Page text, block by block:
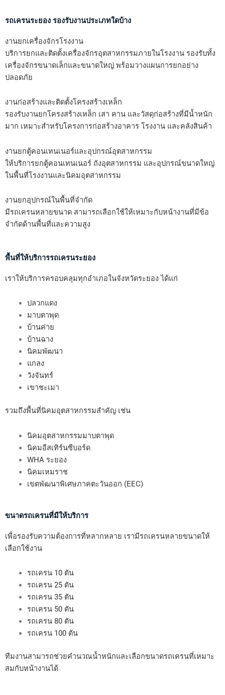
รถเครนระยอง รองรับงานประเภทใดบ้าง
งานยกเครื่องจักรโรงงาน
บริการยกและติดตั้งเครื่องจักรอุตสาหกรรมภายในโรงงาน รองรับทั้ง
เครื่องจักรขนาดเล็กและขนาดใหญ่ พร้อมวางแผนการยกอย่าง
ปลอดภัย
งานก่อสร้างและติดตั้งโครงสร้างเหล็ก
รองรับงานยกโครงสร้างเหล็ก เสา คาน และวัสดุก่อสร้างที่มีน้ำหนัก
มาก เหมาะสำหรับโครงการก่อสร้างอาคาร โรงงาน และคลังสินค้า
งานยกตู้คอนเทนเนอร์และอุปกรณ์อุตสาหกรรม
ให้บริการยกตู้คอนเทนเนอร์ ถังอุตสาหกรรม และอุปกรณ์ขนาดใหญ่
ในพื้นที่โรงงานและนิคมอุตสาหกรรม
งานยกอุปกรณ์ในพื้นที่จำกัด
มีรถเครนหลายขนาด สามารถเลือกใช้ให้เหมาะกับหน้างานที่มีข้อ
จำกัดด้านพื้นที่และความสูง
พื้นที่ให้บริการรถเครนระยอง
เราให้บริการครอบคลุมทุกอำเภอในจังหวัดระยอง ได้แก่
ปลวกแดง
มาบตาพุด
บ้านค่าย
บ้านฉาง
นิคมพัฒนา
แกลง
วังจันทร์
เขาชะเมา
รวมถึงพื้นที่นิคมอุตสาหกรรมสำคัญ เช่น
นิคมอุตสาหกรรมมาบตาพุด
นิคมอีสเทิร์นซีบอร์ด
WHA ระยอง
นิคมเหมราช
เขตพัฒนาพิเศษภาคตะวันออก (EEC)
ขนาดรถเครนที่มีให้บริการ
เพื่อรองรับความต้องการที่หลากหลาย เรามีรถเครนหลายขนาดให้
เลือกใช้งาน
รถเครน 10 ตัน
รถเครน 25 ตัน
รถเครน 35 ตัน
รถเครน 50 ตัน
รถเครน 80 ตัน
รถเครน 100 ตัน
ทีมงานสามารถช่วยคำนวณน้ำหนักและเลือกขนาดรถเครนที่เหมาะ
สมกับหน้างานได้